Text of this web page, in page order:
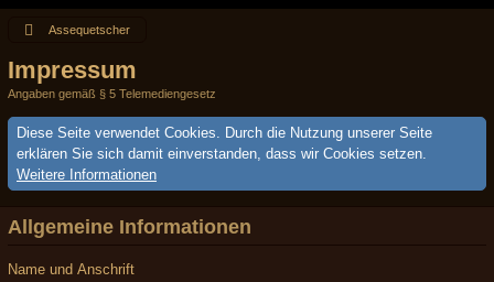
Assequetscher
Impressum
Angaben gemäß § 5 Telemediengesetz
Diese Seite verwendet Cookies. Durch die Nutzung unserer Seite
erklären Sie sich damit einverstanden, dass wir Cookies setzen.
Weitere Informationen
Allgemeine Informationen
Name und Anschrift